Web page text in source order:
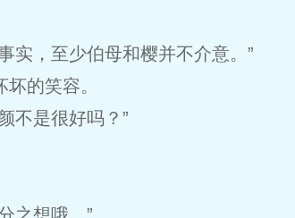
实，至少伯母和樱并不介意。”
的笑容。
不是很好吗？”